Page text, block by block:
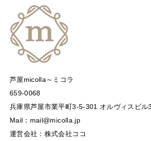
芦屋micolla～ミコラ
659-0068
兵庫県芦屋市業平町3-5-301 オルヴィスビル
Mail：mail@micolla.jp
運営会社：株式会社ココ